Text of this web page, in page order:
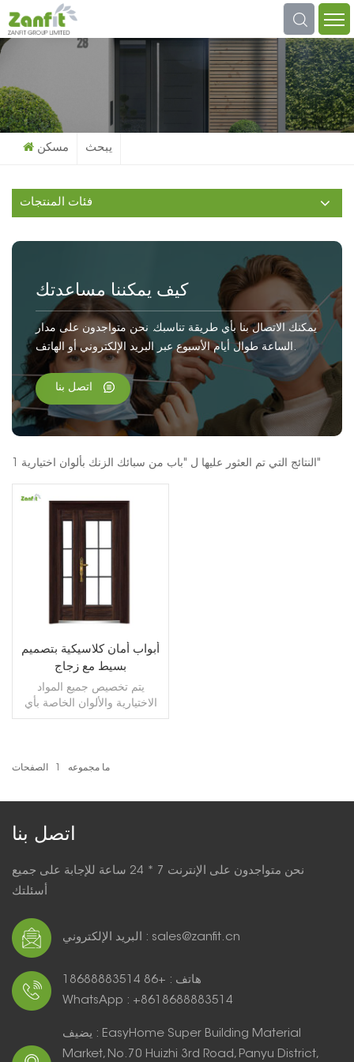
مسكن يبحث
فئات المنتجات
كيف يمكننا مساعدتك
يمكنك الاتصال بنا بأي طريقة تناسبك. نحن متواجدون على مدار
الساعة طوال أيام الأسبوع عبر البريد الإلكتروني أو الهاتف.
1 النتائج التي تم العثور عليها ل "باب من سبائك الزنك بألوان اختيارية"
أبواب أمان كلاسيكية بتصميم
بسيط مع زجاج
يتم تخصيص جميع المواد
الاختيارية والألوان الخاصة بأي
حجم للأبواب الخارجية السكنية
ما مجموعه الصفحات
اتصل بنا
نحن متواجدون على الإنترنت 7 * 24 ساعة للإجابة على جميع
أسئلتك
البريد الإلكتروني : sales@zanfit.cn
هاتف : +86 18688883514
WhatsApp : +8618688883514
يضيف : EasyHome Super Building Material
Market, No.70 Huizhi 3rd Road, Panyu District,